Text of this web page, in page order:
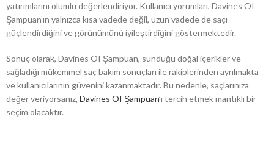
yatırımlarını olumlu değerlendiriyor. Kullanıcı yorumları, Davines OI
Şampuan’ın yalnızca kısa vadede değil, uzun vadede de saçı
güçlendirdiğini ve görünümünü iyileştirdiğini göstermektedir.
Sonuç olarak, Davines OI Şampuan, sunduğu doğal içerikler ve
sağladığı mükemmel saç bakım sonuçları ile rakiplerinden ayrılmakta
ve kullanıcılarının güvenini kazanmaktadır. Bu nedenle, saçlarınıza
değer veriyorsanız, Davines OI Şampuan’ı tercih etmek mantıklı bir
seçim olacaktır.